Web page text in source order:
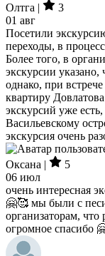
Олтга |
3
01 авг
Посетили
переходы, в
Более того, в
экскурсии
однако, при
квартиру
экскурсий уже
Васильевскому
экскурсия очень
Оксана |
5
06 июл
очень интересная
🤗🥰 мы были с
организаторам,
огромное спасибо